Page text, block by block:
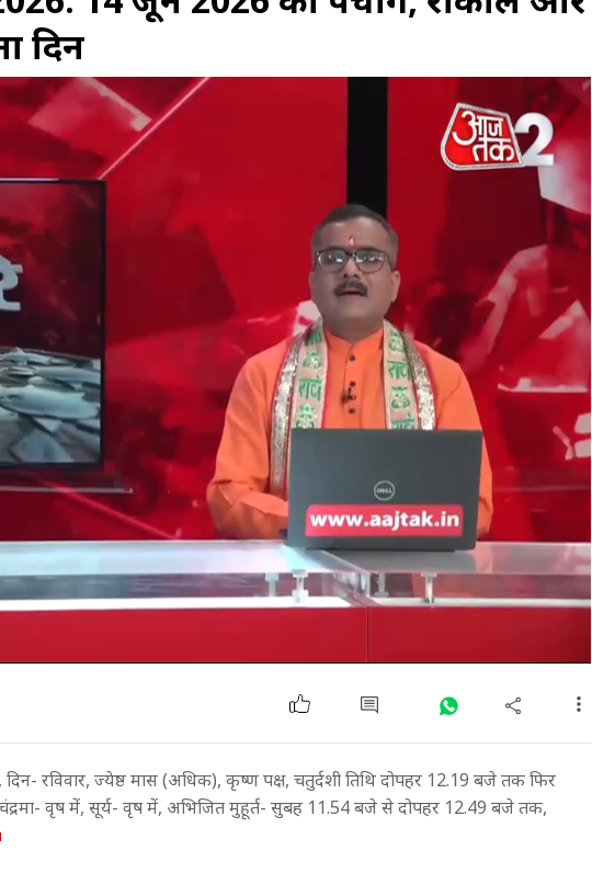
द‍िन
रविवार, ज्येष्ठ मास (अधिक), कृष्ण पक्ष, चतुर्दशी तिथि दोपहर 12.19 बजे तक फिर
चंद्रमा- वृष में, सूर्य- वृष में, अभिजित मुहूर्त- सुबह 11.54 बजे से दोपहर 12.49 बजे तक,